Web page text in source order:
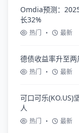
Omdia预测：
长32%
热门 • 最新
德债收益率升至
热门 • 最新
可口可乐(KO.US)
人
热门 • 最新